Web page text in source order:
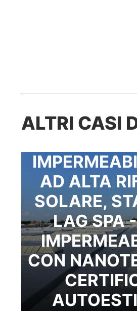
ALTRI CASI
AD ALTA
SOLARE,
LAG SPA
CON